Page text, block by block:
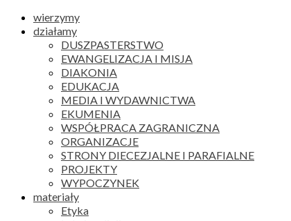
wierzymy
działamy
DUSZPASTERSTWO
EWANGELIZACJA I MISJA
DIAKONIA
EDUKACJA
MEDIA I WYDAWNICTWA
EKUMENIA
WSPÓŁPRACA ZAGRANICZNA
ORGANIZACJE
STRONY DIECEZJALNE I PARAFIALNE
PROJEKTY
WYPOCZYNEK
materiały
Etyka